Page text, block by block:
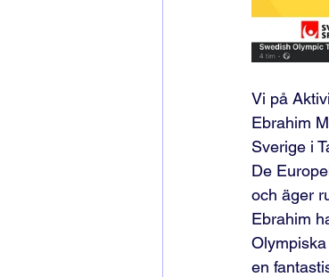
Vi på
Ebrahim
Sverige i
De
och äger
Ebrahim
en